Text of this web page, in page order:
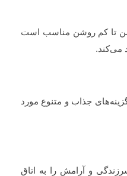
تا کم روشن مناسب است
می‌کند.
جذاب و متنوع مورد
و آرامش را به اتاق